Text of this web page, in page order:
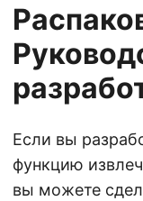
Если вы
функцию
вы можете